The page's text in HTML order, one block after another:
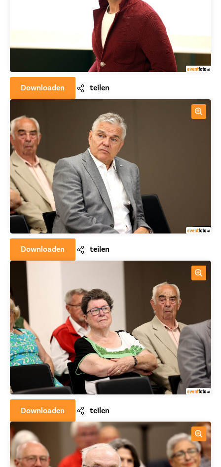
Downloaden teilen
Downloaden teilen
Downloaden teilen